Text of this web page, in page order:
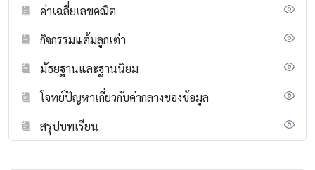
ค่าเฉลี่ยเลขคณิต
กิจกรรมแต้มลูกเต๋า
มัธยฐานและฐานนิยม
โจทย์ปัญหาเกี่ยวกับค่ากลางของข้อมูล
สรุปบทเรียน